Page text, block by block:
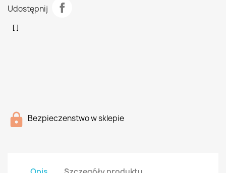
Udostępnij
Bezpieczenstwo w sklepie